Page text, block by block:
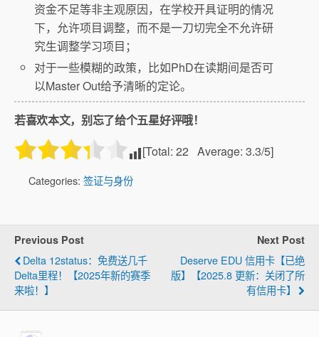
资金不足等非主观原因，在学校开具证明的情况
下，允许项目调整，而不是一刀切完全不允许研
究生调整学习项目；
对于一些模糊的政策，比如PhD在读期间是否可
以Master Out给予清晰的定论。
若喜欢本文，别忘了给个五星好评哦！
[Total: 22 Average: 3.3/5]
Categories: 签证与身份
Previous Post
Delta 12status：免费送几千
Delta里程！【2025年新的赛季
来啦！】
Next Post
Deserve EDU 信用卡【已绝
版】【2025.8 更新：关闭了所
有信用卡】